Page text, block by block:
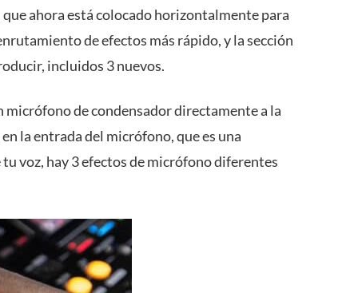
ahora está colocado horizontalmente para
de efectos más rápido, y la sección
incluidos 3 nuevos.
de condensador directamente a la
la entrada del micrófono, que es una
voz, hay 3 efectos de micrófono diferentes